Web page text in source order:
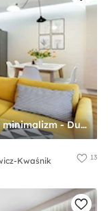
Jedyne.Takie.Wnętrza - Skandynawski minimalizm - Duży biały szary salon z kuchnią z jadalnią, styl skandynawski - zdjęcie od Jedyne.Takie.Wnętrza - Paulina Kononowicz-Kwaśnik
Kwaśnik 13